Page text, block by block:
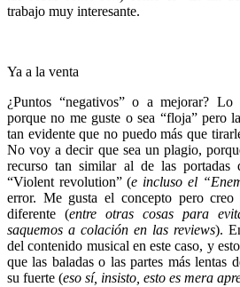
trabajo muy interesante.
Ya a la venta
¿Puntos “negativos” o a mejorar?
porque no me guste o sea “floja” pero
tan evidente que no puedo más que
No voy a decir que sea un plagio,
recurso tan similar al de las
“Violent revolution” (e incluso el
error. Me gusta el concepto pero
diferente (entre otras cosas para
saquemos a colación en las reviews).
del contenido musical en este caso, y
que las baladas o las partes más lentas
su fuerte (eso sí, insisto, esto es mera